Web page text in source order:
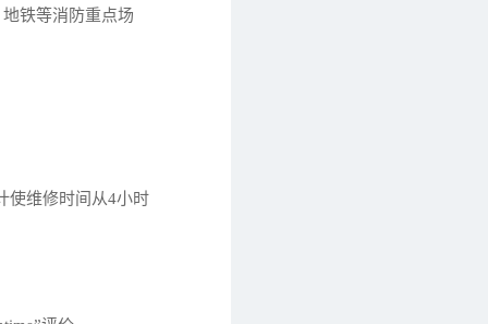
铁等消防重点场
使维修时间从4小时